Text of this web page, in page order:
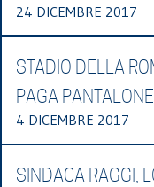
24 DICEMBRE 2017
STADIO DELLA
PAGA PANTALONE
4 DICEMBRE 2017
SINDACA RAGGI,